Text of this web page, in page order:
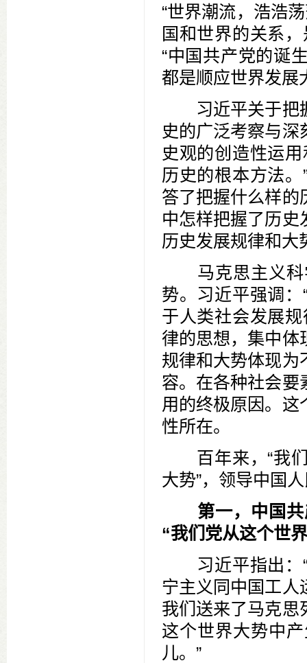
“世界潮流，浩浩
国和世界的关系
“中国共产党的诞
都是顺应世界发展
习近平关于把握
史的广泛考察与
史观的创造性运
历史的根本方法
答了把握什么样的
中怎样把握了历史
历史发展规律和大
马克思主义科
势。习近平强调
于人类社会发展
律的思想，集中体
规律和大势体现为
容。在各种社会要
用的终极原因。这
性所在。
百年来，“我们
大势”，领导中国
第一，中国
“我们党从这个世
习近平指出：“
宁主义同中国工人
我们送来了马克思
这个世界大势中
儿。”